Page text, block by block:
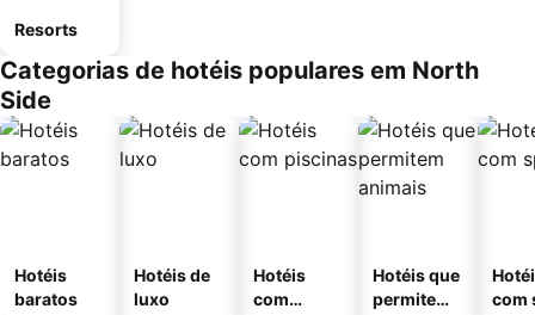
Resorts
Categorias de hotéis populares em North
Side
Hotéis
baratos
Hotéis de
luxo
Hotéis
com
Hotéis que
permitem
com